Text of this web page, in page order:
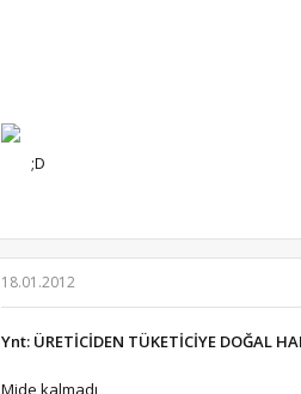
;D
18.01.2012
Ynt: ÜRETİCİDEN TÜKETİCİYE DOĞAL
Mide kalmadı